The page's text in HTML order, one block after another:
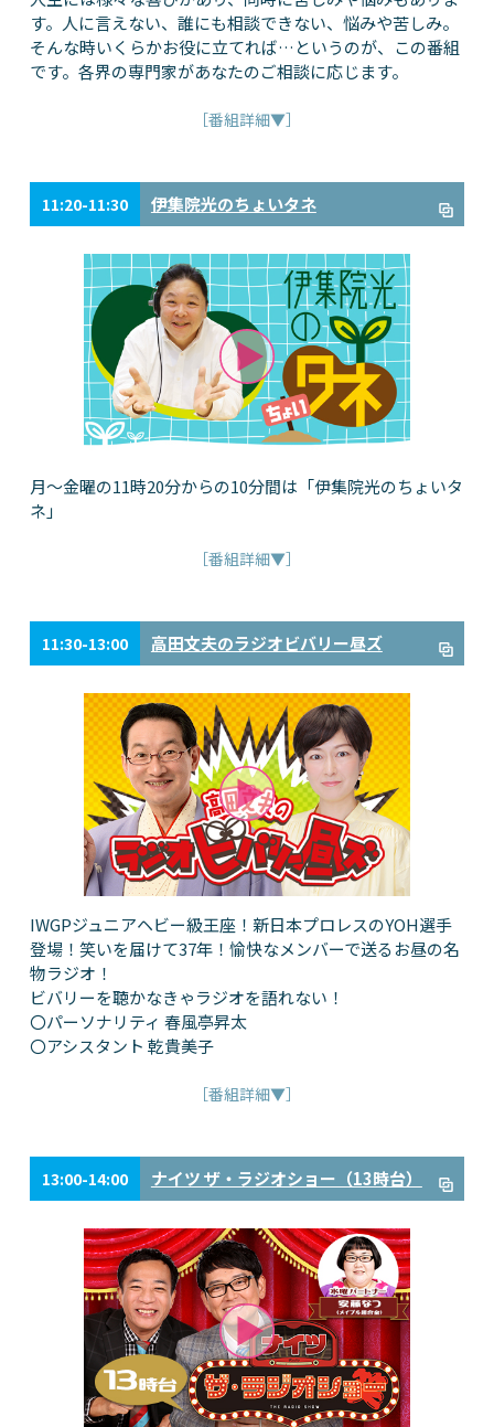
す。人に言えない、誰にも相談できない、悩みや苦しみ。
そんな時いくらかお役に立てれば…というのが、この番組
です。各界の専門家があなたのご相談に応じます。
［番組詳細▼］
11:20-11:30 伊集院光のちょいタネ
月～金曜の11時20分からの10分間は「伊集院光のちょいタ
ネ」
［番組詳細▼］
11:30-13:00 高田文夫のラジオビバリー昼ズ
IWGPジュニアヘビー級王座！新日本プロレスのYOH選手
登場！笑いを届けて37年！愉快なメンバーで送るお昼の名
物ラジオ！
ビバリーを聴かなきゃラジオを語れない！
〇パーソナリティ 春風亭昇太
〇アシスタント 乾貴美子
［番組詳細▼］
13:00-14:00 ナイツ ザ・ラジオショー（13時台）